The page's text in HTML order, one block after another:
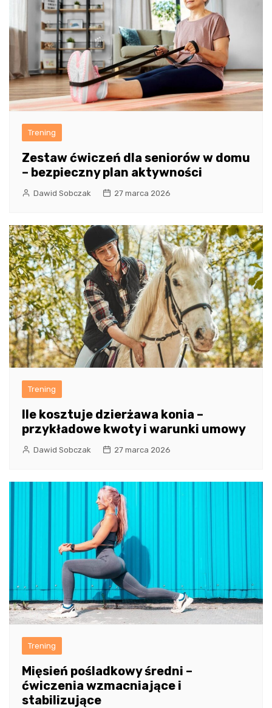
Trening
Zestaw ćwiczeń dla seniorów w domu
– bezpieczny plan aktywności
Dawid Sobczak 27 marca 2026
Trening
Ile kosztuje dzierżawa konia –
przykładowe kwoty i warunki umowy
Dawid Sobczak 27 marca 2026
Trening
Mięsień pośladkowy średni –
ćwiczenia wzmacniające i
stabilizujące